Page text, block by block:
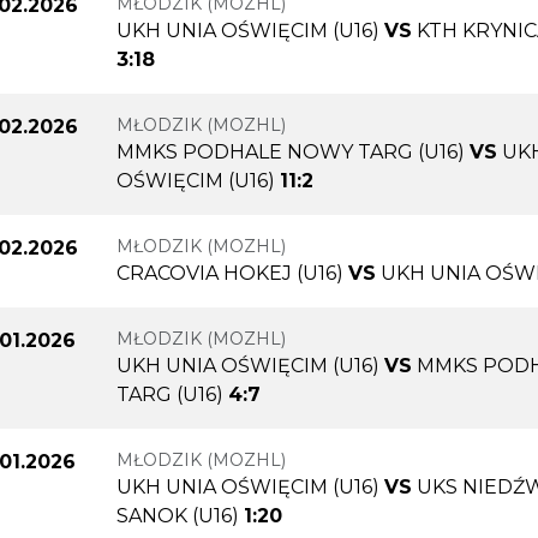
UKH UNIA OŚWIĘCIM (U16) VS KTH
3:18
MŁODZIK (MOZHL)
MMKS PODHALE NOWY TARG (U16) VS
OŚWIĘCIM (U16) 11:2
MŁODZIK (MOZHL)
CRACOVIA HOKEJ (U16) VS UKH UNIA
MŁODZIK (MOZHL)
UKH UNIA OŚWIĘCIM (U16) VS MMKS
TARG (U16) 4:7
MŁODZIK (MOZHL)
UKH UNIA OŚWIĘCIM (U16) VS UKS
SANOK (U16) 1:20